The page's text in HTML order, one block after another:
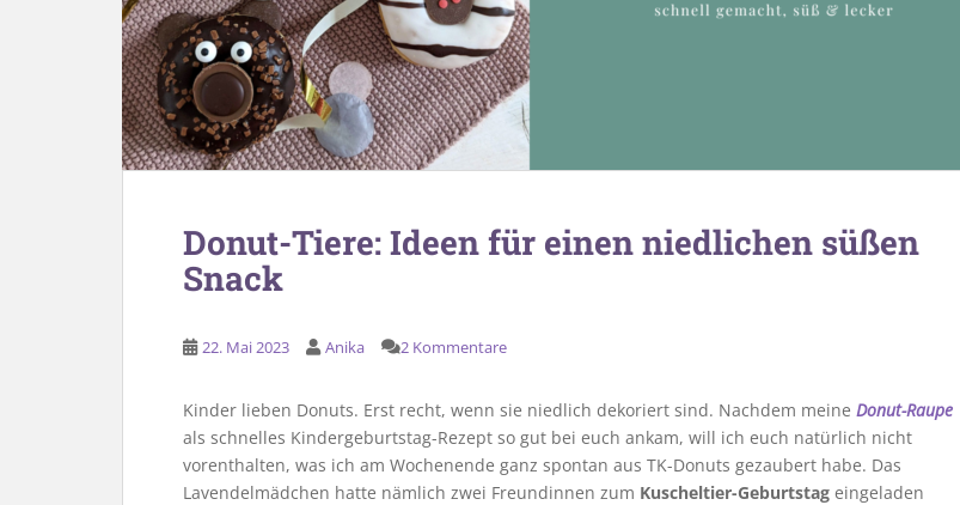
Donut-Tiere: Ideen für einen niedlichen süßen
Snack
22. Mai 2023 Anika 2 Kommentare
Kinder lieben Donuts. Erst recht, wenn sie niedlich dekoriert sind. Nachdem meine Donut-Raupe
als schnelles Kindergeburtstag-Rezept so gut bei euch ankam, will ich euch natürlich nicht
vorenthalten, was ich am Wochenende ganz spontan aus TK-Donuts gezaubert habe. Das
Lavendelmädchen hatte nämlich zwei Freundinnen zum Kuscheltier-Geburtstag eingeladen